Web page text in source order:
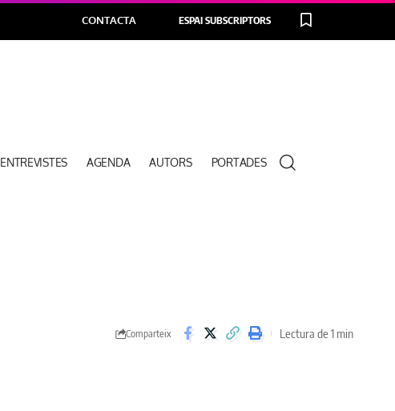
CONTACTA ESPAI SUBSCRIPTORS
ENTREVISTES AGENDA AUTORS PORTADES
Comparteix Lectura de 1 min